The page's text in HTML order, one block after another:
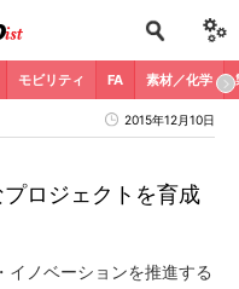
モビリティ FA 素材／化学
2015年12月10日
ロジェクトを育成
イノベーションを推進する